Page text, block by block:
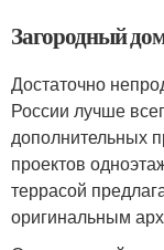
Загородный
Достаточно
России лучше
дополнительных
проектов
террасой
оригинальным